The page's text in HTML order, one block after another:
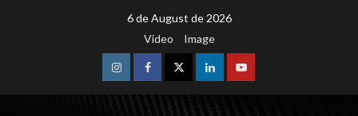
6 de August de 2026
Video
Image
InstagramFacebookTwitterLinkedinYoutube